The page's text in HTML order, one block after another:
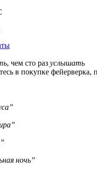
, чем сто раз услышать
в покупке фейерверка,
ночь”